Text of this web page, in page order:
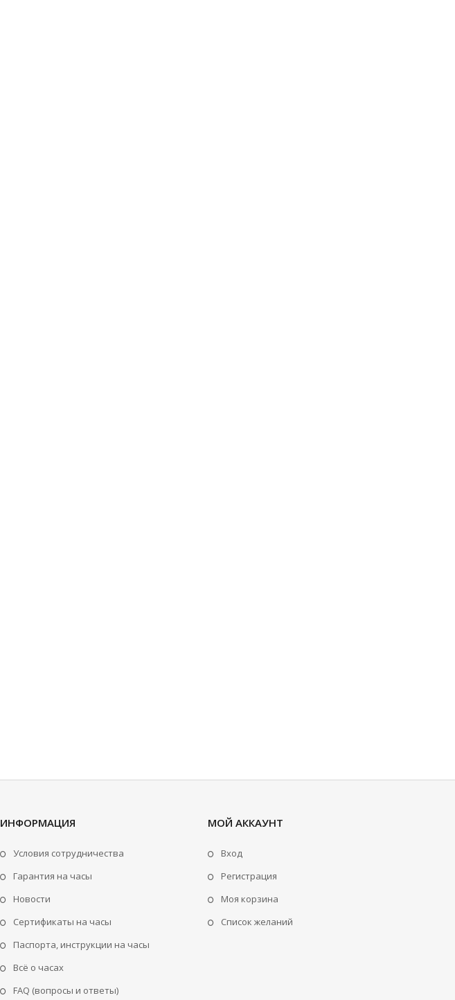
ИНФОРМАЦИЯ
Условия сотрудничества
Гарантия на часы
Новости
Сертификаты на часы
Паспорта, инструкции на часы
Всё о часах
FAQ (вопросы и ответы)
МОЙ АККАУНТ
Вход
Регистрация
Моя корзина
Cписок желаний